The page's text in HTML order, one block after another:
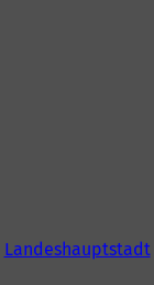
Landeshauptstadt